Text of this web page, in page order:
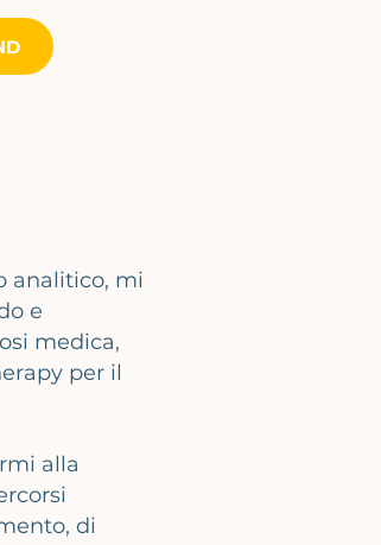
analitico, mi
e
medica,
per il
alla
di